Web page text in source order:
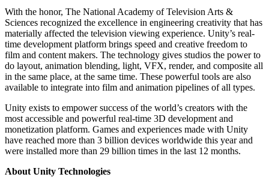
Jeux multijoueur
Simplifiez le développement de jeux multijoueurs
With the honor, The National Academy of Television Arts &
Sciences recognized the excellence in engineering creativity that has
materially affected the television viewing experience. Unity’s real-
time development platform brings speed and creative freedom to
film and content makers. The technology gives studios the power to
do layout, animation blending, light, VFX, render, and composite all
in the same place, at the same time. These powerful tools are also
available to integrate into film and animation pipelines of all types.
Unity exists to empower success of the world’s creators with the
most accessible and powerful real-time 3D development and
monetization platform. Games and experiences made with Unity
have reached more than 3 billion devices worldwide this year and
were installed more than 29 billion times in the last 12 months.
About Unity Technologies